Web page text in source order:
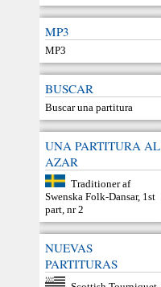
MP3
MP3
BUSCAR
Buscar una partitura
UNA PARTITURA AL
AZAR
Traditioner af
Swenska Folk-Dansar, 1st
part, nr 2
NUEVAS
PARTITURAS